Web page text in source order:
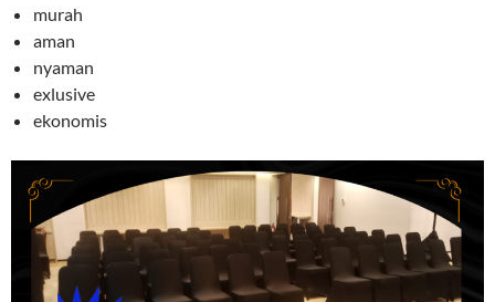
murah
aman
nyaman
exlusive
ekonomis